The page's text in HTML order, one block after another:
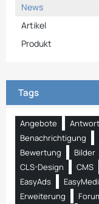
News
Artikel
Produkt
Tags
Angebote Antwort
Benachrichtigung
Bewertung
Bilder
CLS-Design
CMS
EasyAds
Erweiterung